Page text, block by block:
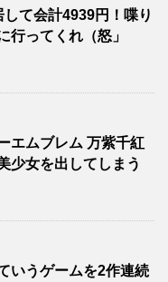
て会計4939円！喋り
行ってくれ（怒」
エムブレム 万紫千紅
少女を出してしまう
いうゲームを2作連続